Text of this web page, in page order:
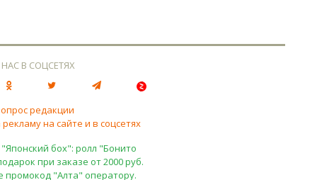
В СОЦСЕТЯХ
редакции
на сайте и в соцсетях
бох": ролл "Бонито
при заказе от 2000 руб.
промокод "Алта" оператору.